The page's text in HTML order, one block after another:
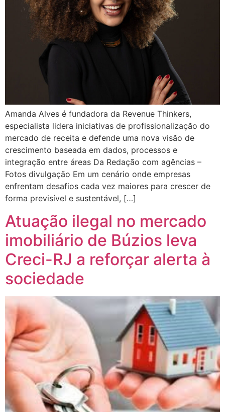
Amanda Alves é fundadora da Revenue Thinkers,
especialista lidera iniciativas de profissionalização do
mercado de receita e defende uma nova visão de
crescimento baseada em dados, processos e
integração entre áreas Da Redação com agências –
Fotos divulgação Em um cenário onde empresas
enfrentam desafios cada vez maiores para crescer de
forma previsível e sustentável, […]
Atuação ilegal no mercado
imobiliário de Búzios leva
Creci-RJ a reforçar alerta à
sociedade